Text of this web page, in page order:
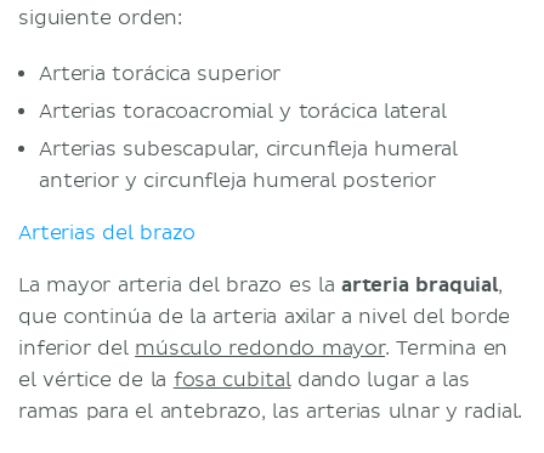
siguiente orden:
Arteria torácica superior
Arterias toracoacromial y torácica lateral
Arterias subescapular, circunfleja humeral
anterior y circunfleja humeral posterior
Arterias del brazo
La mayor arteria del brazo es la arteria braquial,
que continúa de la arteria axilar a nivel del borde
inferior del músculo redondo mayor. Termina en
el vértice de la fosa cubitaldando lugar a las
ramas para el antebrazo, las arterias ulnar y radial.